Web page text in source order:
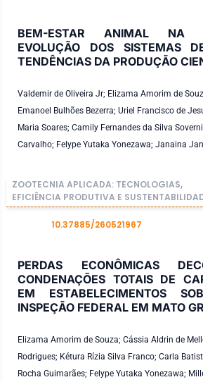
BEM-ESTAR ANIMAL NA
EVOLUÇÃO DOS SISTEMAS
TENDÊNCIAS DA PRODUÇÃO
Valdemir de Oliveira Jr; Elizama Amorim de
Emanoel Bulhões Bezerra; Uriel Francisco de
Maria Soares; Camily Fernandes da Silva
Carvalho; Felype Yutaka Yonezawa; Janaina
ZOOTECNIA APLICADA: TECNOLOGIAS,
EFICIÊNCIA PRODUTIVA E
10.37885/260521967
PERDAS ECONÔMICAS
CONDENAÇÕES TOTAIS DE
EM ESTABELECIMENTOS
INSPEÇÃO FEDERAL EM MATO
Elizama Amorim de Souza; Cássia Aldrin de
Rodrigues; Kétura Rízia Silva Franco; Carla
Rocha Guimarães; Felype Yutaka Yonezawa;